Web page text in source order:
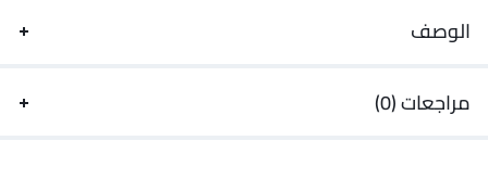
الوصف
مراجعات (0)